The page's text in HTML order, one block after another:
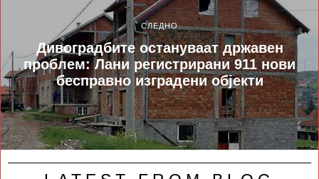
СЛЕДНО
Дивоградбите остануваат државен
проблем: Лани регистрирани 911 нови
бесправно изградени објекти